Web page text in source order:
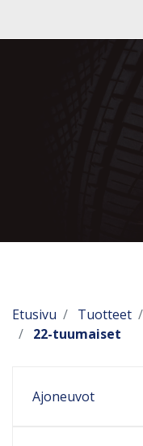
Etusivu Tuotteet
22-tuumaiset
Ajoneuvot